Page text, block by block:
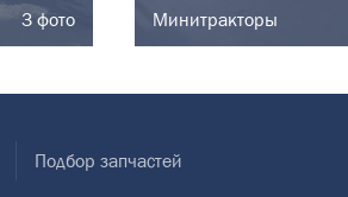
3 фото Минитракторы
Подбор запчастей